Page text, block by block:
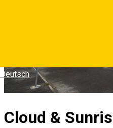
Deutsch
Cloud &